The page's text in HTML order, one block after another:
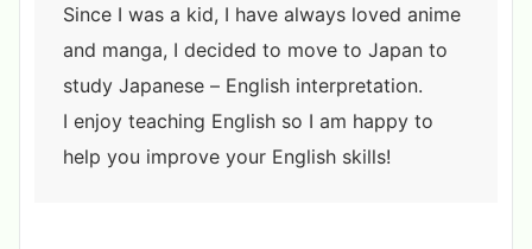
Since I was a kid, I have always loved anime
and manga, I decided to move to Japan to
study Japanese – English interpretation.
I enjoy teaching English so I am happy to
help you improve your English skills!